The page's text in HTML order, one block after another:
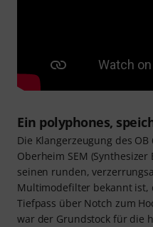
Ein polyphones,
Die Klangerzeugung des
Oberheim SEM
seinen runden,
Multimodefilter bekannt ist,
Tiefpass über Notch zum
war der Grundstock für die